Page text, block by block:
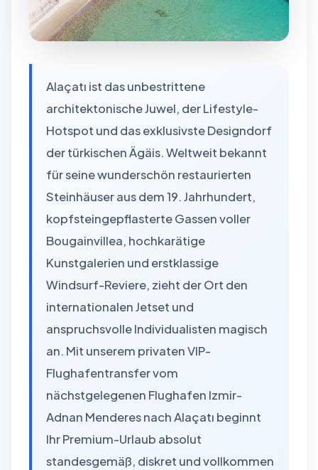
Alaçatı ist das unbestrittene
architektonische Juwel, der Lifestyle-
Hotspot und das exklusivste Designdorf
der türkischen Ägäis. Weltweit bekannt
für seine wunderschön restaurierten
Steinhäuser aus dem 19. Jahrhundert,
kopfsteingepflasterte Gassen voller
Bougainvillea, hochkarätige
Kunstgalerien und erstklassige
Windsurf-Reviere, zieht der Ort den
internationalen Jetset und
anspruchsvolle Individualisten magisch
an. Mit unserem privaten VIP-
Flughafentransfer vom
nächstgelegenen Flughafen Izmir-
Adnan Menderes nach Alaçatı beginnt
Ihr Premium-Urlaub absolut
standesgemäß, diskret und vollkommen